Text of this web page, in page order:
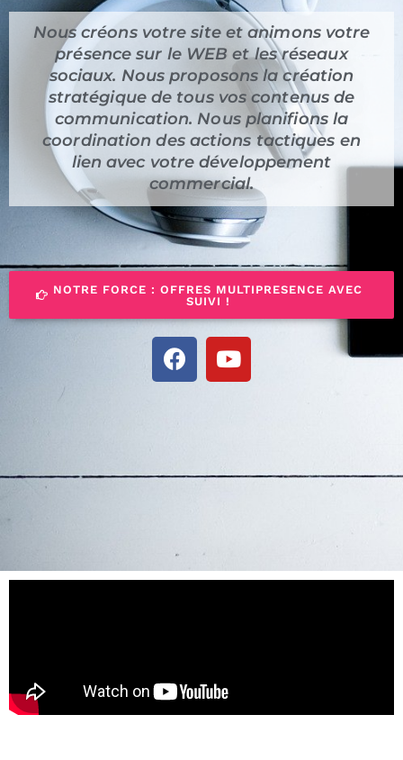
Nous créons votre site et animons votre
présence sur le WEB et les réseaux
sociaux. Nous proposons la création
stratégique de tous vos contenus de
communication. Nous planifions la
coordination des actions tactiques en
lien avec votre développement
commercial.
NOTRE FORCE : OFFRES MULTIPRESENCE AVEC
SUIVI !